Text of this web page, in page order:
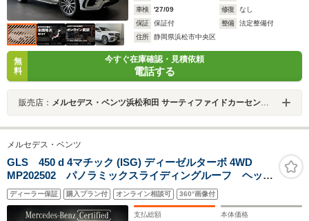
車検
'27/09 修復
なし
保証
保証付 整備
法定整備付
住所
静岡県浜松市中央区
無
料
今すぐ在庫確認・見積依頼
電話する
販売店： メルセデス・ベンツ浜松和田 サーティファイドカーセンター
メルセデス・ベンツ
GLS 450 d 4マチック (ISG) ディーゼルターボ 4WD
MP202502 パノラミックスライディングルーフ ヘッド
アップディスプレイ AMG22インチアルミホイール シ
ートベンチレーター Burmesterサラウンドサウンドシ
ステム
ディーラー保証 購入プラン付 オンライン相談可 360°画像付
支払総額 本体価格